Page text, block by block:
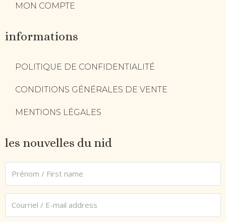
MON COMPTE
informations
POLITIQUE DE CONFIDENTIALITÉ
CONDITIONS GÉNÉRALES DE VENTE
MENTIONS LÉGALES
les nouvelles du nid